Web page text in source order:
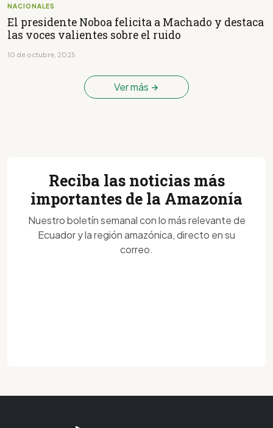
NACIONALES
El presidente Noboa felicita a Machado y destaca
las voces valientes sobre el ruido
10 de octubre, 2025
Ver más
Reciba las noticias más
importantes de la Amazonía
Nuestro boletín semanal con lo más relevante de
Ecuador y la región amazónica, directo en su
correo.